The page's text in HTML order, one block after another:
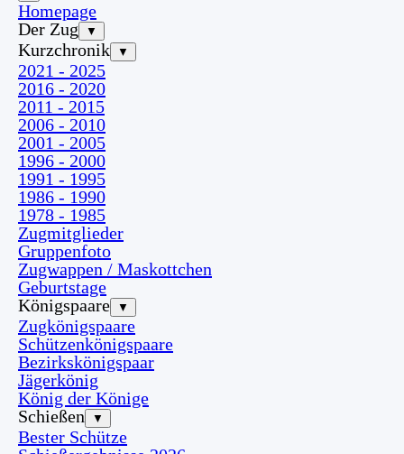
Homepage
Der Zug
▼
Kurzchronik ▼
2021 - 2025
2016 - 2020
2011 - 2015
2006 - 2010
2001 - 2005
1996 - 2000
1991 - 1995
1986 - 1990
1978 - 1985
Zugmitglieder
Gruppenfoto
Zugwappen / Maskottchen
Geburtstage
Königspaare
▼
Zugkönigspaare
Schützenkönigspaare
Bezirkskönigspaar
Jägerkönig
König der Könige
Schießen
▼
Bester Schütze